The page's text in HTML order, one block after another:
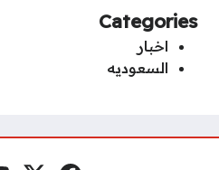
Categories
اخبار
السعوديه